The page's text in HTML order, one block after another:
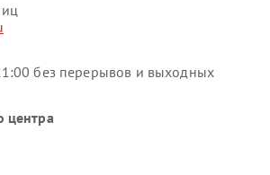
без перерывов и выходных
центра